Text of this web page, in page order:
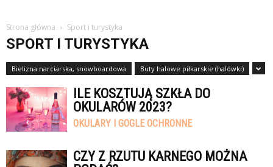
Strona główna Sport i turystyka
SPORT I TURYSTYKA
Bielizna narciarska, snowboardowa Buty halowe piłkarskie (halówki)
ILE KOSZTUJĄ SZKŁA DO
OKULARÓW 2023?
OKULARY I GOGLE OCHRONNE
CZY Z RZUTU KARNEGO MOŻNA